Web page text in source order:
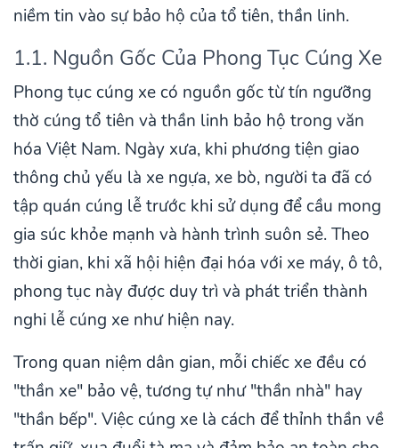
niềm tin vào sự bảo hộ của tổ tiên, thần linh.
1.1. Nguồn Gốc Của Phong Tục Cúng Xe
Phong tục cúng xe có nguồn gốc từ tín ngưỡng
thờ cúng tổ tiên và thần linh bảo hộ trong văn
hóa Việt Nam. Ngày xưa, khi phương tiện giao
thông chủ yếu là xe ngựa, xe bò, người ta đã có
tập quán cúng lễ trước khi sử dụng để cầu mong
gia súc khỏe mạnh và hành trình suôn sẻ. Theo
thời gian, khi xã hội hiện đại hóa với xe máy, ô tô,
phong tục này được duy trì và phát triển thành
nghi lễ cúng xe như hiện nay.
Trong quan niệm dân gian, mỗi chiếc xe đều có
"thần xe" bảo vệ, tương tự như "thần nhà" hay
"thần bếp". Việc cúng xe là cách để thỉnh thần về